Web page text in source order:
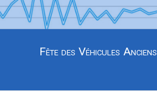
Fête des Véhicules Anciens